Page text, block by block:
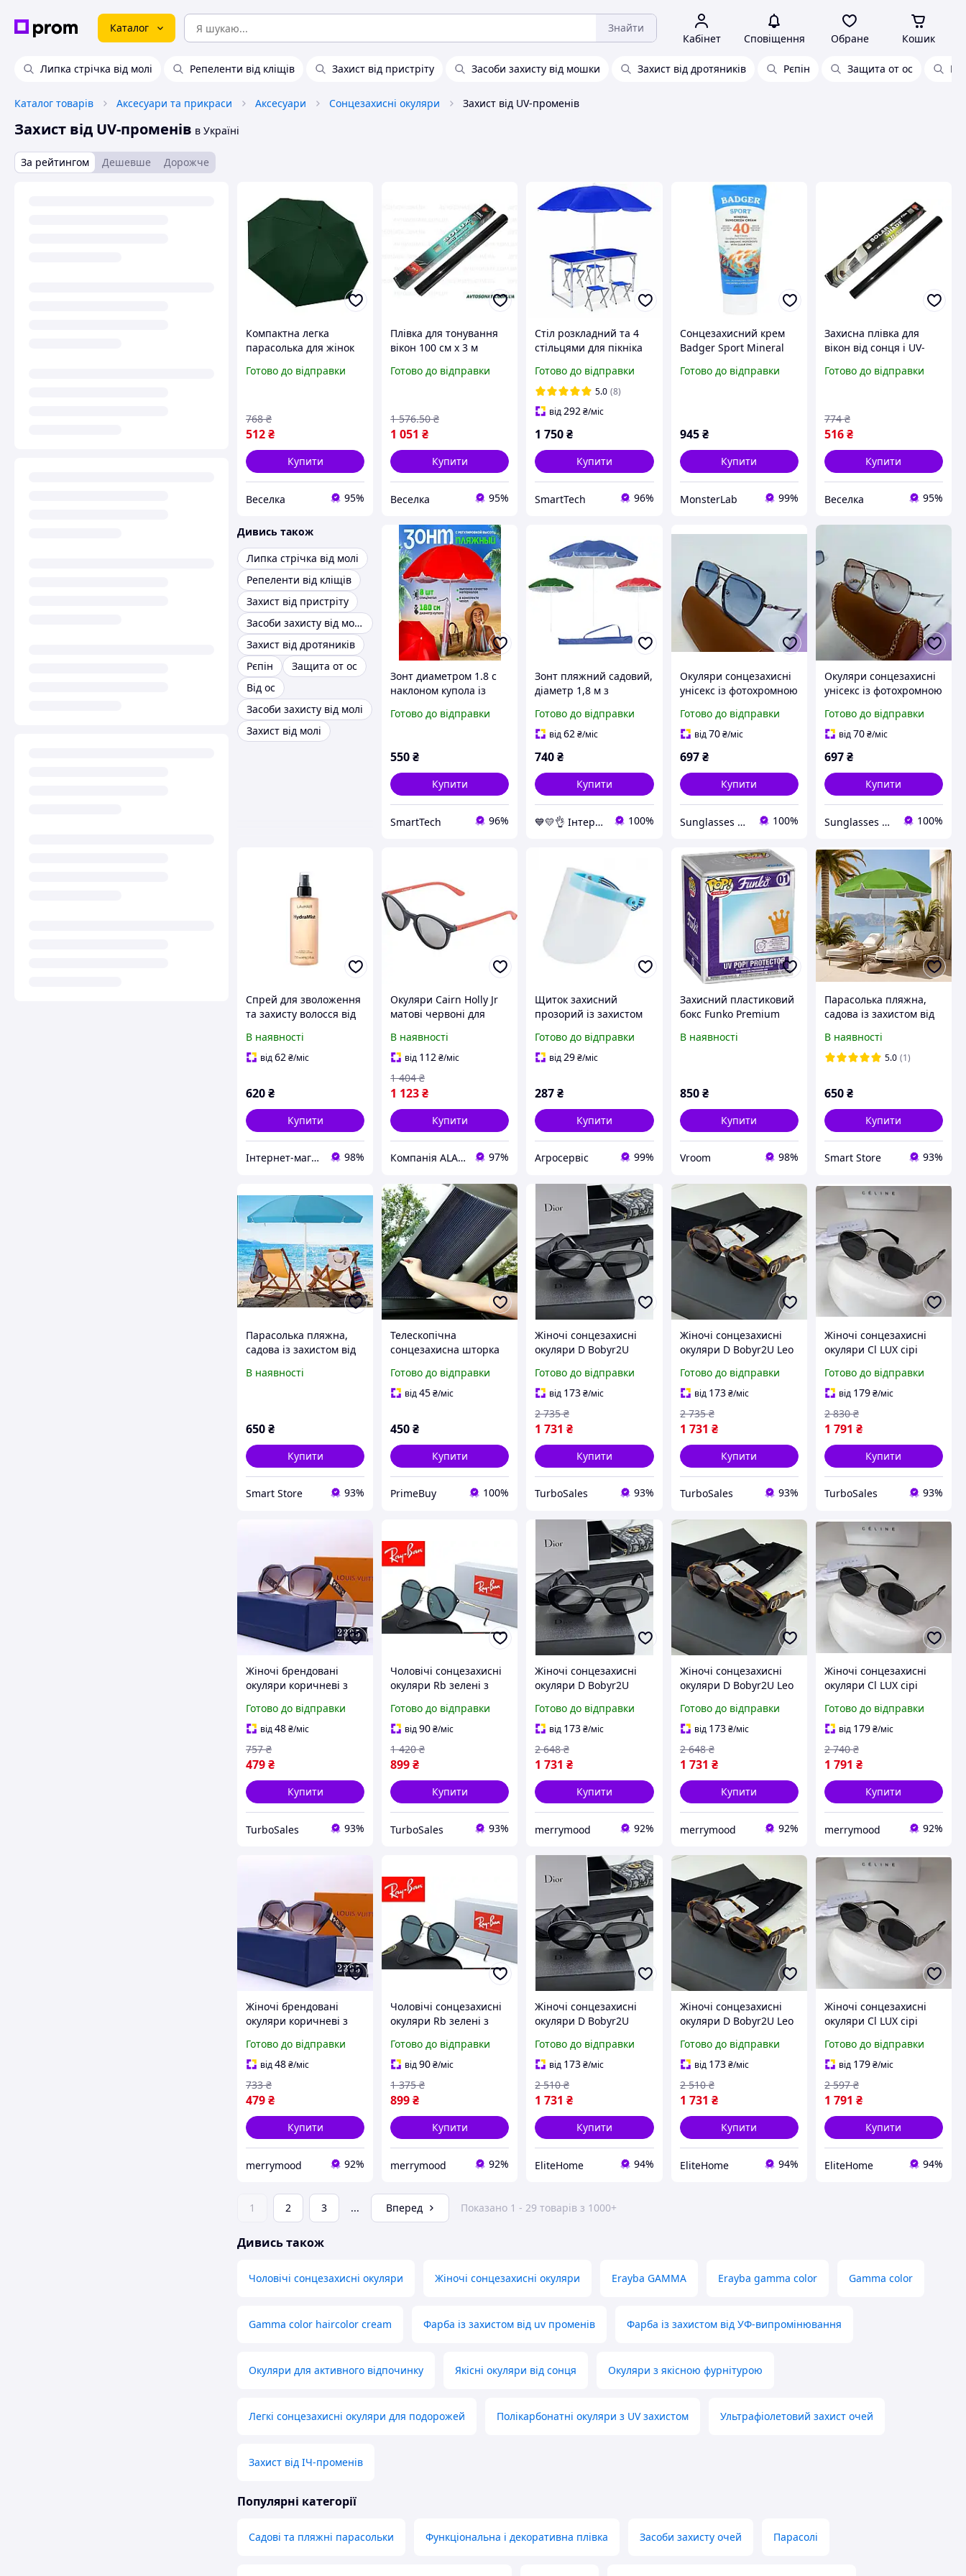
Каталог Знайти
Кабінет Сповіщення Обране Кошик
Липка стрічка від молі Репеленти від кліщів Захист від пристріту Засоби захисту від мошки Захист від дротяників Рєпін Защита от ос
Каталог товарів Аксесуари та прикраси Аксесуари Сонцезахисні окуляри Захист від UV-променів
Захист від UV-променів в Україні
За рейтингом Дешевше Дорожче
Компактна легка
парасолька для жінок
захистом від дощу та
Готово до відправки
512₴
768 ₴
Купити
Веселка 95%
Плівка для тонування
вікон 100 см х 3 м
променів затемнення
Готово до відправки
1 051 ₴
1 576.50 ₴
Купити
Веселка 95%
Стіл розкладний та 4
стільцями для пікніка
із захистом від UV-
променів з нахилом
купола
Готово до відправки
5.0 (8)
від292₴/міс
1 750₴
Купити
SmartTech 96%
Сонцезахисний крем
Badger Sport Mineral
40 87 мл надійний
Готово до відправки
945 ₴
Купити
MonsterLab 99%
Захисна плівка для
вікон від сонця і UV-
для захисту інтер'єрів і
Готово до відправки
516₴
774 ₴
Купити
Веселка 95%
Дивись також
Липка стрічка від молі
Репеленти від кліщів
Захист від пристріту
Засоби захисту від мошки
Захист від дротяників
Рєпін
Защита от ос
Від ос
Засоби захисту від молі
Захист від молі
Зонт диаметром 1.8 с
наклоном купола із
променів
Готово до відправки
550₴
Купити
SmartTech 96%
Зонт пляжний садовий,
діаметр 1,8 м з
променів ТМ
Готово до відправки
від62₴/міс
740₴
Купити
💙💛👌 Інтернет-магазин Тechmark.сom.ua 🎁％🚚 ⤵ 100%
Окуляри сонцезахисні
унісекс із фотохромною
й захистом від UV
променів сірий
Готово до відправки
від70 ₴/міс
697 ₴
Купити
Sunglasses Fotoсhrome 100%
Окуляри сонцезахисні
унісекс із фотохромною
й захистом від UV
променів прозорий
Готово до відправки
від70₴/міс
697₴
Купити
Sunglasses Fotoсhrome 100%
Спрей для зволоження
та захисту волосся від
HydraMist 250 мл
(HydraMist)
В наявності
від62 ₴/міс
620₴
Купити
Інтернет-магазин "Злий Стиліст" 98%
Окуляри Cairn Holly Jr
матові червоні для
від UV-променів
В наявності
від 112 ₴/міс
1 123₴
1 404 ₴
Купити
Компанія ALANTUR 97%
Щиток захисний
прозорий із захистом
Готово до відправки
від29₴/міс
287₴
Купити
Агросервіс 99%
Захисний пластиковий
бокс Funko Premium
#01 (Кейс для фігурок із
В наявності
850 ₴
Купити
Vroom 98%
Парасолька пляжна,
садова із захистом від
механізмом та чохлом
діаметр 2 метри
В наявності
5.0 (1)
650₴
Купити
Smart Store 93%
Парасолька пляжна,
садова із захистом від
механізмом та чохлом
В наявності
650₴
Купити
Smart Store 93%
Телескопічна
сонцезахисна шторка
Benz C-Class S202 S203
S204 S205 S206, захист
Готово до відправки
від45₴/міс
450₴
Купити
PrimeBuy 100%
Жіночі сонцезахисні
окуляри D Bobyr2U
захисту від UV
променів стильні
окуляри
Готово до відправки
від 173₴/міс
1 731 ₴
2 735 ₴
Купити
TurboSales 93%
Жіночі сонцезахисні
окуляри D Bobyr2U Leo
полімерні ободкові для
захисту від UV
променів стильні
окуляри
Готово до відправки
від 173 ₴/міс
1 731 ₴
2 735 ₴
Купити
TurboSales 93%
Жіночі сонцезахисні
окуляри Cl LUX сірі
від UV променів
стильні окуляри
полікарбонатні
Готово до відправки
від 179₴/міс
1 791 ₴
2 830 ₴
Купити
TurboSales 93%
Жіночі брендовані
окуляри коричневі з
лінзами для захисту від
UV променів стильні
окуляри для сонця
Готово до відправки
від48₴/міс
479₴
757 ₴
Купити
TurboSales 93%
Чоловічі сонцезахисні
окуляри Rb зелені з
лінзами для захисту від
UV променів стильні
окуляри
Готово до відправки
від90₴/міс
899₴
1 420 ₴
Купити
TurboSales 93%
Жіночі сонцезахисні
окуляри D Bobyr2U
захисту від UV
променів стильні
окуляри
Готово до відправки
від 173₴/міс
1 731 ₴
2 648 ₴
Купити
merrymood 92%
Жіночі сонцезахисні
окуляри D Bobyr2U Leo
полімерні ободкові для
захисту від UV
променів стильні
окуляри
Готово до відправки
від 173 ₴/міс
1 731 ₴
2 648 ₴
Купити
merrymood 92%
Жіночі сонцезахисні
окуляри Cl LUX сірі
від UV променів
стильні окуляри
полікарбонатні
Готово до відправки
від 179₴/міс
1 791 ₴
2 740 ₴
Купити
merrymood 92%
Жіночі брендовані
окуляри коричневі з
лінзами для захисту від
UV променів стильні
окуляри для сонця
Готово до відправки
від48₴/міс
479₴
733 ₴
Купити
merrymood 92%
Чоловічі сонцезахисні
окуляри Rb зелені з
лінзами для захисту від
UV променів стильні
окуляри
Готово до відправки
від90₴/міс
899₴
1 375 ₴
Купити
merrymood 92%
Жіночі сонцезахисні
окуляри D Bobyr2U
захисту від UV
променів стильні
окуляри
Готово до відправки
від 173₴/міс
1 731 ₴
2 510 ₴
Купити
EliteHome 94%
Жіночі сонцезахисні
окуляри D Bobyr2U Leo
полімерні ободкові для
захисту від UV
променів стильні
окуляри
Готово до відправки
від 173 ₴/міс
1 731 ₴
2 510 ₴
Купити
EliteHome 94%
Жіночі сонцезахисні
окуляри Cl LUX сірі
від UV променів
стильні окуляри
полікарбонатні
Готово до відправки
від 179₴/міс
1 791 ₴
2 597 ₴
Купити
EliteHome 94%
1 2 3 ... Вперед Показано 1 - 29 товарів з 1000+
Дивись також
Чоловічі сонцезахисні окуляри Жіночі сонцезахисні окуляри Erayba GAMMA Erayba gamma color Gamma color
Gamma color haircolor cream Фарба із захистом від uv променів Фарба із захистом від УФ-випромінювання
Окуляри для активного відпочинку Якісні окуляри від сонця Окуляри з якісною фурнітурою
Легкі сонцезахисні окуляри для подорожей Полікарбонатні окуляри з UV захистом Ультрафіолетовий захист очей
Захист від ІЧ-променів
Популярні категорії
Садові та пляжні парасольки Функціональна і декоративна плівка Засоби захисту очей Парасолі